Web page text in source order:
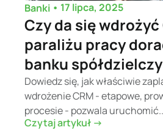
Banki • 17 lipca, 2025
Czy da się wdrożyć
paraliżu pracy
banku
Dowiedz się, jak właściwie
wdrożenie CRM - etapowe,
procesie - pozwala
Czytaj artykuł ->